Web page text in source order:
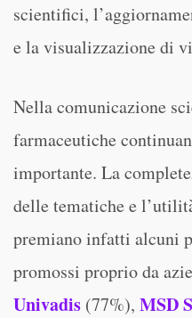
scientifici,
e la visualizzazione di
Nella comunicazione
farmaceutiche
importante. La
delle tematiche e
premiano infatti alcuni
promossi proprio da
Univadis (77%), MSD